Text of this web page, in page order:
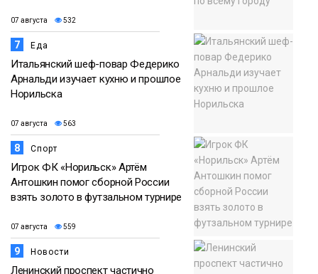
07 августа 532
7 Еда
Итальянский шеф-повар Федерико
Арнальди изучает кухню и прошлое
Норильска
07 августа 563
8 Спорт
Игрок ФК «Норильск» Артём
Антошкин помог сборной России
взять золото в футзальном турнире
07 августа 559
9 Новости
Ленинский проспект частично